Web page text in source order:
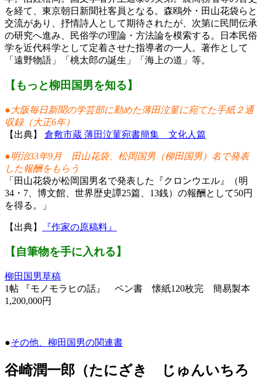
を経て、東京朝日新聞社客員となる。森鴎外・田山花袋らと
交流があり、抒情詩人として期待されたが、次第に民間伝承
の研究へ進み、民俗学の理論・方法論を模索する。日本民俗
学を近代科学として定着させた指導者の一人。著作として
「遠野物語」「桃太郎の誕生」「海上の道」等。
【もっと柳田国男を知る】
●大阪毎日新聞の学芸部に勤めた薄田泣菫に宛てた手紙２通
収録（大正6年）
【出典】
倉敷市蔵 薄田泣菫宛書簡集 文化人篇
●明治33年9月 田山花袋、松岡国男（柳田国男）名で発表
した報酬をもらう
「田山花袋が松岡国男名で発表した『クロンウエル』（明
34・7、博文館、世界歴史譚25篇、13銭）の報酬として50円
を得る。」
【出典】 『作家の原稿料』
【自筆物を手に入れる】
柳田国男草稿
1帖 『モノモラヒの話』 ペン書 懐紙120枚完 簡易製本
1,200,000円
●その他、柳田国男の関連書
谷崎潤一郎（たにざき じゅんいちろ